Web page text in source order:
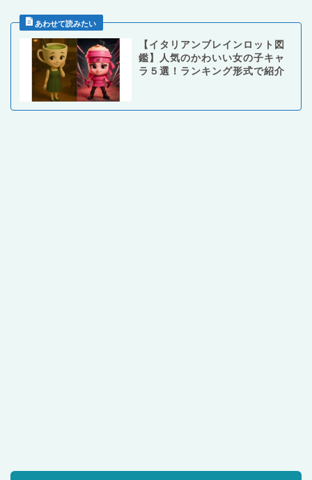
【イタリアンブレインロット図
鑑】人気のかわいい女の子キャ
ラ５選！ランキング形式で紹介